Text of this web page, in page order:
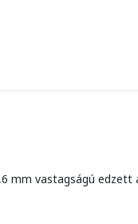
mm vastagságú